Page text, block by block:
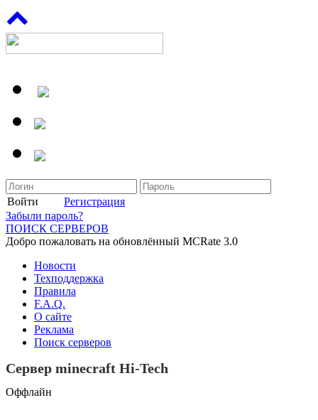
Войти
Регистрация
Забыли пароль?
ПОИСК СЕРВЕРОВ
Добро пожаловать на обновлённый MCRate 3.0
Новости
Техподдержка
Правила
F.A.Q.
О сайте
Реклама
Поиск серверов
Сервер minecraft Hi-Tech
Оффлайн